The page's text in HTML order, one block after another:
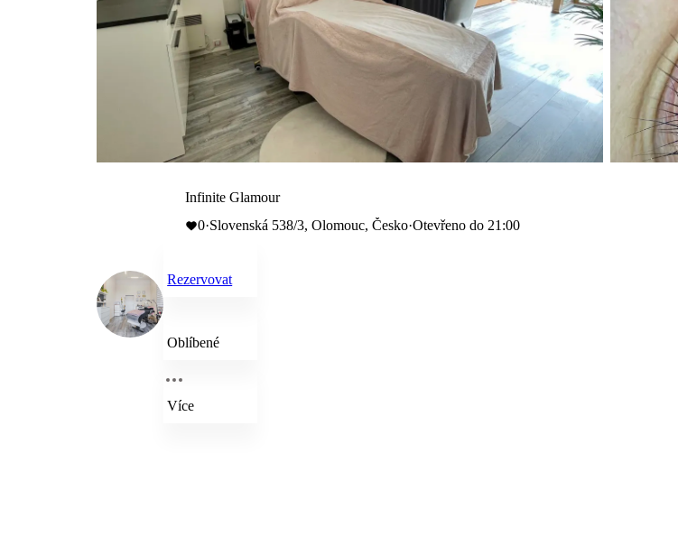
Infinite Glamour
0·Slovenská 538/3, Olomouc, Česko·Otevřeno do 21:00
Rezervovat
Oblíbené
Více